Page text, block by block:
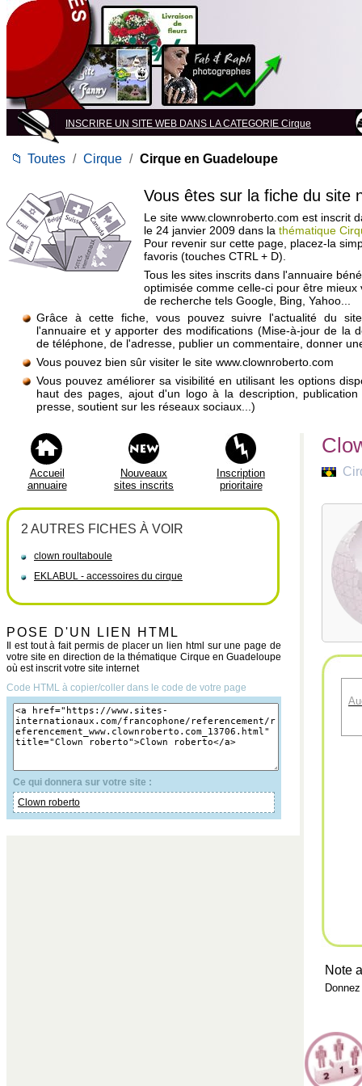
INSCRIRE UN SITE WEB DANS LA CATEGORIE Cirque
📁 Toutes / Cirque / Cirque en Guadeloupe
Vous êtes sur la fiche du site
Le site www.clownroberto.com est inscrit
le 24 janvier 2009 dans la thématique
Pour revenir sur cette page, placez-la
favoris (touches CTRL + D).
Tous les sites inscrits dans l'annuaire
optimisée comme celle-ci pour être mieux
de recherche tels Google, Bing, Yahoo...
Grâce à cette fiche, vous pouvez suivre l'actualité du
l'annuaire et y apporter des modifications (Mise-à-jour de la
de téléphone, de l'adresse, publier un commentaire, donner
Vous pouvez bien sûr visiter le site www.clownroberto.com
Vous pouvez améliorer sa visibilité en utilisant les options
haut des pages, ajout d'un logo à la description,
presse, soutient sur les réseaux sociaux...)
Accueil
annuaire
Nouveaux
sites inscrits
Inscription
prioritaire
2 AUTRES FICHES À VOIR
clown roultaboule
EKLABUL - accessoires du cirque
POSE D'UN LIEN HTML
Il est tout à fait permis de placer un lien html sur une page de
votre site en direction de la thématique Cirque en Guadeloupe
où est inscrit votre site internet
Code HTML à copier/coller dans le code de votre page
Ce qui donnera sur votre site :
Clown roberto
Note